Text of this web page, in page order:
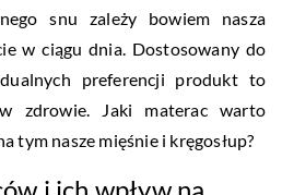
snu zależy bowiem nasza
w ciągu dnia. Dostosowany do
preferencji produkt to
zdrowie. Jaki materac warto
tym nasze mięśnie i kręgosłup?